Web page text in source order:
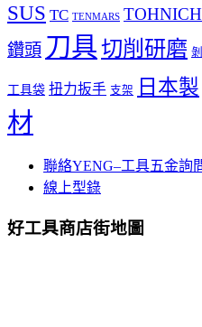
SUS TC TENMARS
鑽頭 刀具切削研磨
工具袋 扭力扳手 支架 日本製
材
聯絡YENG–工具五金詢
線上型錄
好工具商店街地圖